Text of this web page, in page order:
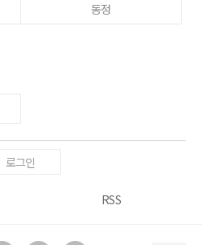
동정
로그인
RSS